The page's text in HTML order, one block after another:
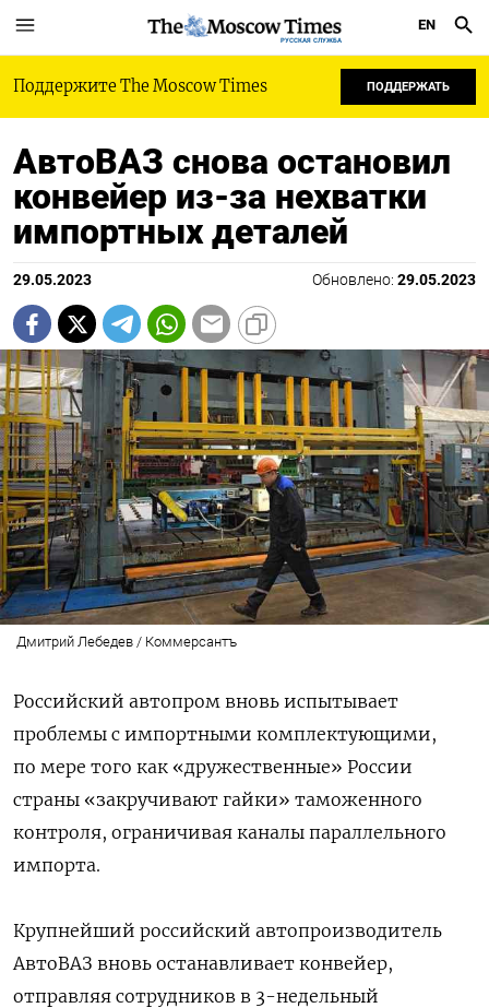
РУССКАЯ СЛУЖБА
EN
Поддержите The Moscow Times ПОДДЕРЖАТЬ
АвтоВАЗ снова остановил
конвейер из-за нехватки
импортных деталей
29.05.2023 Обновлено: 29.05.2023
Дмитрий Лебедев / Коммерсантъ
Российский автопром вновь испытывает
проблемы с импортными комплектующими,
по мере того как «дружественные» России
страны «закручивают гайки» таможенного
контроля, ограничивая каналы параллельного
импорта.
Крупнейший российский автопроизводитель
АвтоВАЗ вновь останавливает конвейер,
отправляя сотрудников в 3-недельный